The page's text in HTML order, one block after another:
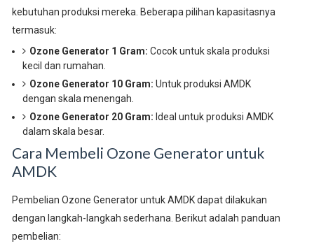
kebutuhan produksi mereka. Beberapa pilihan kapasitasnya
termasuk:
Ozone Generator 1 Gram: Cocok untuk skala produksi
kecil dan rumahan.
Ozone Generator 10 Gram: Untuk produksi AMDK
dengan skala menengah.
Ozone Generator 20 Gram: Ideal untuk produksi AMDK
dalam skala besar.
Cara Membeli Ozone Generator untuk
AMDK
Pembelian Ozone Generator untuk AMDK dapat dilakukan
dengan langkah-langkah sederhana. Berikut adalah panduan
pembelian: